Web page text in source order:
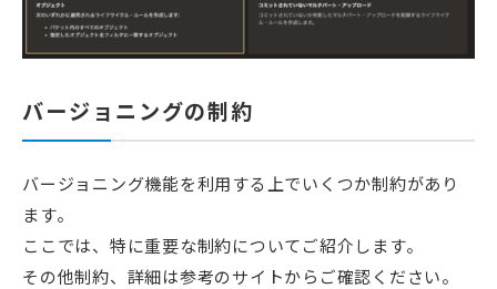
バージョニングの制約
バージョニング機能を利用する上でいくつか制約があり
ます。
ここでは、特に重要な制約についてご紹介します。
その他制約、詳細は参考のサイトからご確認ください。